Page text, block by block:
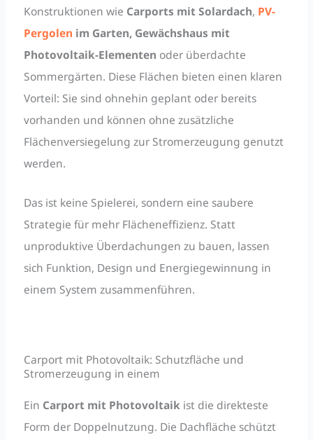
Konstruktionen wie Carports mit Solardach, PV-
Pergolen im Garten, Gewächshaus mit
Photovoltaik-Elementen oder überdachte
Sommergärten. Diese Flächen bieten einen klaren
Vorteil: Sie sind ohnehin geplant oder bereits
vorhanden und können ohne zusätzliche
Flächenversiegelung zur Stromerzeugung genutzt
werden.
Das ist keine Spielerei, sondern eine saubere
Strategie für mehr Flächeneffizienz. Statt
unproduktive Überdachungen zu bauen, lassen
sich Funktion, Design und Energiegewinnung in
einem System zusammenführen.
Carport mit Photovoltaik: Schutzfläche und
Stromerzeugung in einem
Ein Carport mit Photovoltaikist die direkteste
Form der Doppelnutzung. Die Dachfläche schützt